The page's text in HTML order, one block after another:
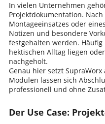
In vielen Unternehmen
Projektdokumentation.
Montageeinsatzes oder
Notizen und besondere
festgehalten werden.
hektischen Alltag liegen
nachgeholt.
Genau hier setzt
Modulen lassen sich
professionell und ohne
Der Use Case: